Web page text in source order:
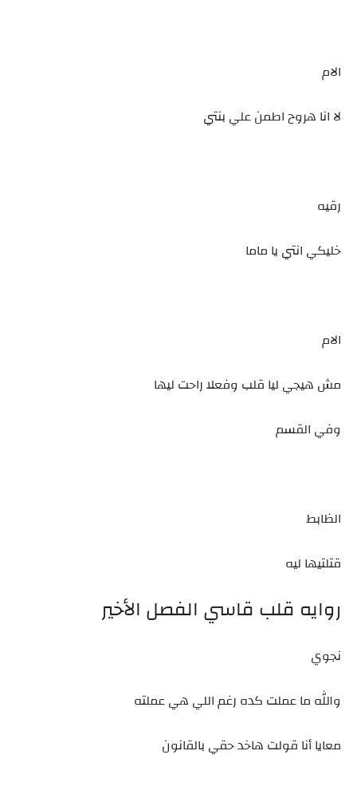
الام
لا انا هروح اطمن علي بنتي
رقيه
خليكي انتي يا ماما
الام
مش هيجي ليا قلب وفعلا راحت ليها
وفي القسم
الظابط
قتلتيها ليه
روايه قلب قاسي الفصل الأخير
نجوي
والله ما عملت كده رغم اللي هي عملته
معايا أنا قولت هاخد حقي بالقانون